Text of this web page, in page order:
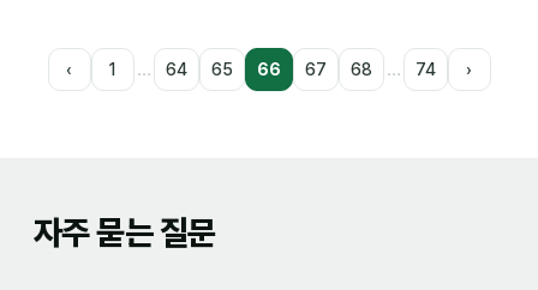
‹ 1 … 64 65 66 67 68 … 74 ›
자주 묻는 질문